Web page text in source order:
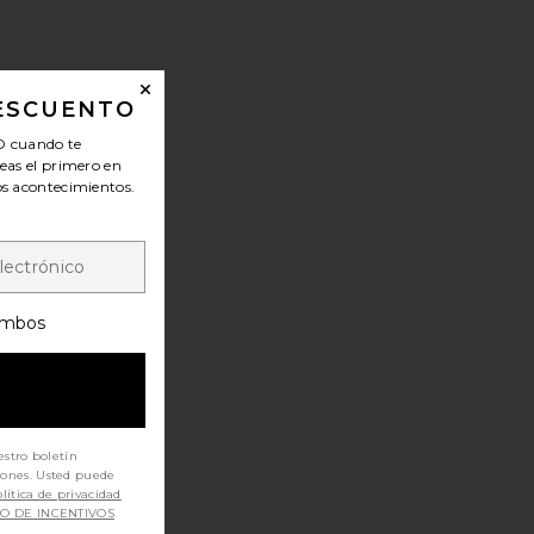
cuando te
el primero en
acontecimientos.
boletín
Usted puede
de privacidad
DE INCENTIVOS